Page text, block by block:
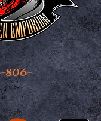
806-